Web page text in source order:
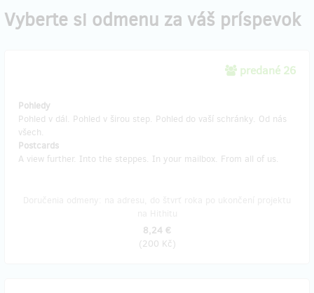
Vyberte si odmenu za váš príspevok
predané 26
Pohledy
Pohled v dál. Pohled v širou step. Pohled do vaší schránky. Od nás
všech.
Postcards
A view further. Into the steppes. In your mailbox. From all of us.
8,24 €
(200 Kč)